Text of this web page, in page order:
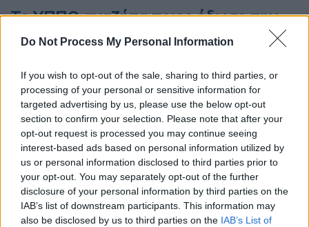
Do Not Process My Personal Information
If you wish to opt-out of the sale, sharing to third parties, or
processing of your personal or sensitive information for
targeted advertising by us, please use the below opt-out
section to confirm your selection. Please note that after your
opt-out request is processed you may continue seeing
interest-based ads based on personal information utilized by
us or personal information disclosed to third parties prior to
your opt-out. You may separately opt-out of the further
disclosure of your personal information by third parties on the
IAB’s list of downstream participants. This information may
also be disclosed by us to third parties on the IAB’s List of
Το ΥΠΠΟ αναζήτα ποιος έδωσε την
άδεια
που εξέδωσε υποστηρίζει πωςδεν γνωρίζει
ποιος έδωσε άδειακαι συμπληρώνει πως
καταθέτειμήνυσηκατάπαντός υπευθύνου
γιαπαραβίαση τηςαρχαιολογικής
νομοθεσίας.
«Αναφορικά με διαφήμιση εταιρείας
αθλητικών ειδών στην οποία φέρεται να
απεικονίζεται η Ακρόπολη, ανακοινώνεται